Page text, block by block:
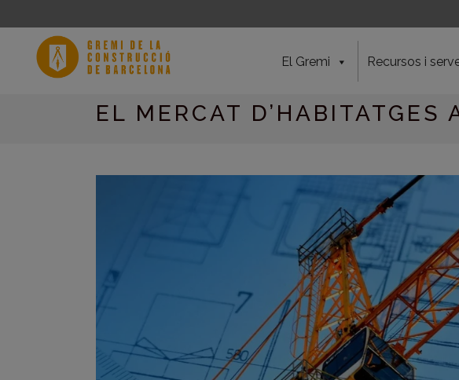
El Gremi Recursos i
EL MERCAT